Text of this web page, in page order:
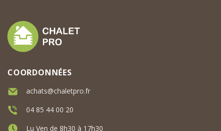
COORDONNÉES
achats@chaletpro.fr
04 85 44 00 20
Lu Ven de 8h30 à 17h30